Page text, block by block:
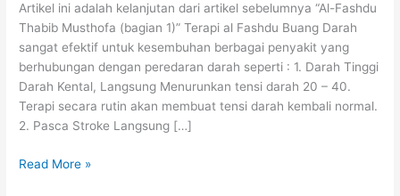
Artikel ini adalah kelanjutan dari artikel sebelumnya “Al-Fashdu
Thabib Musthofa (bagian 1)” Terapi al Fashdu Buang Darah
sangat efektif untuk kesembuhan berbagai penyakit yang
berhubungan dengan peredaran darah seperti : 1. Darah Tinggi
Darah Kental, Langsung Menurunkan tensi darah 20 – 40.
Terapi secara rutin akan membuat tensi darah kembali normal.
2. Pasca Stroke Langsung […]
AL-
Read More »